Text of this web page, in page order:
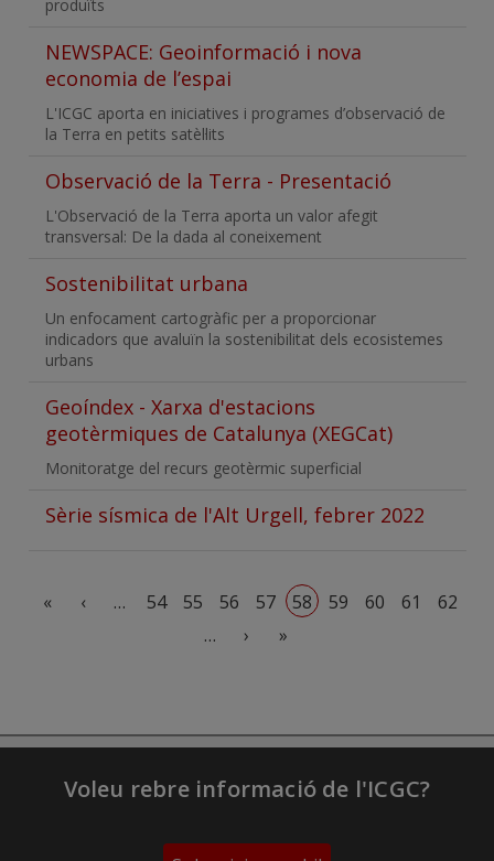
produïts
NEWSPACE: Geoinformació i nova
economia de l’espai
L'ICGC aporta en iniciatives i programes d’observació de
la Terra en petits satèl·lits
Observació de la Terra - Presentació
L'Observació de la Terra aporta un valor afegit
transversal: De la dada al coneixement
Sostenibilitat urbana
Un enfocament cartogràfic per a proporcionar
indicadors que avaluïn la sostenibilitat dels ecosistemes
urbans
Geoíndex - Xarxa d'estacions
geotèrmiques de Catalunya (XEGCat)
Monitoratge del recurs geotèrmic superficial
Sèrie sísmica de l'Alt Urgell, febrer 2022
« ‹ … 54 55 56 57 58 59 60 61
62
…
›
Pàgina següent
»
Última pàgina
Voleu rebre informació de l'ICGC?